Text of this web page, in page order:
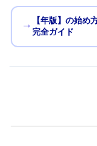
→
【2026年版】Git
完全ガイド